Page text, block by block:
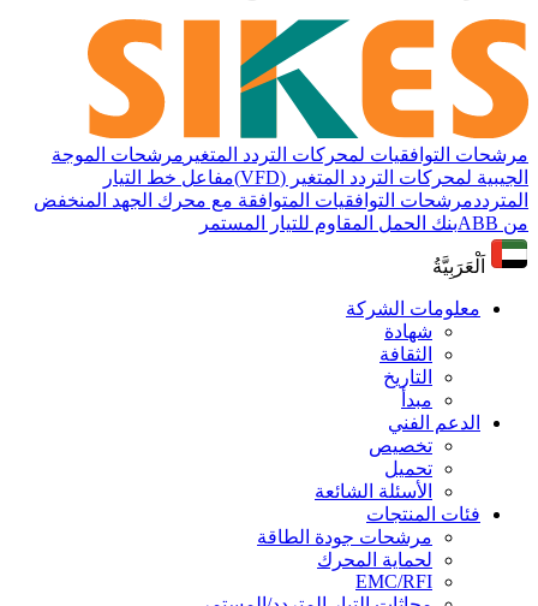
مرشحات التوافقيات لمحركات التردد المتغير مرشحات الموجة
الجيبية لمحركات التردد المتغير (VFD)
مفاعل خط التيار
المترددمرشحات التوافقيات المتوافقة مع محرك الجهد المنخفض
من ABB
بنك الحمل المقاوم للتيار المستمر
اَلْعَرَبِيَّةُ
معلومات الشركة
شهادة
الثقافة
التاريخ
مبدأ
الدعم الفني
تخصيص
تحميل
الأسئلة الشائعة
فئات المنتجات
مرشحات جودة الطاقة
لحماية المحرك
EMC/RFI